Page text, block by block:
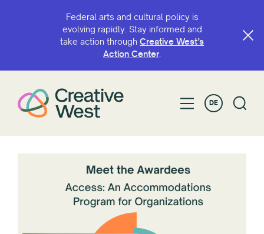
Federal arts and cultural policy is
evolving rapidly. Stay informed and
take action through Creative West’s
Action Center.
DE